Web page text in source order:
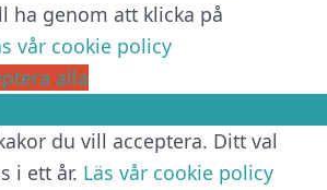
ha genom att klicka på
vår cookie policy
alla
du vill acceptera. Ditt val
i ett år. Läs vår cookie policy